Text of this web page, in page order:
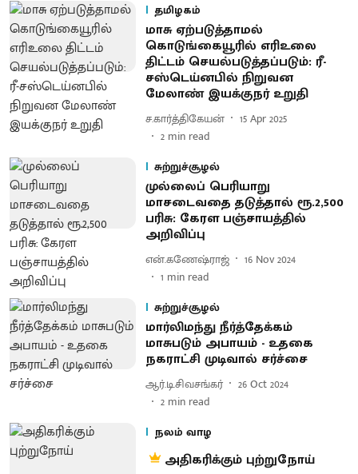
தமிழகம்
மாசு ஏற்படுத்தாமல்
கொடுங்கையூரில் எரிஉலை
திட்டம் செயல்படுத்தப்படும்: ரீ-
சஸ்டெய்னபில் நிறுவன
மேலாண் இயக்குநர் உறுதி
ச.கார்த்திகேயன்
15 Apr 2025
2 min read
சுற்றுச்சூழல்
முல்லைப் பெரியாறு
மாசடைவதை தடுத்தால் ரூ.2,500
பரிசு: கேரள பஞ்சாயத்தில்
அறிவிப்பு
என்.கணேஷ்ராஜ்
16 Nov 2024
1 min read
சுற்றுச்சூழல்
மார்லிமந்து நீர்த்தேக்கம்
மாசுபடும் அபாயம் - உதகை
நகராட்சி முடிவால் சர்ச்சை
ஆர்.டி.சிவசங்கர்
26 Oct 2024
2 min read
நலம் வாழ
அதிகரிக்கும் புற்றுநோய்